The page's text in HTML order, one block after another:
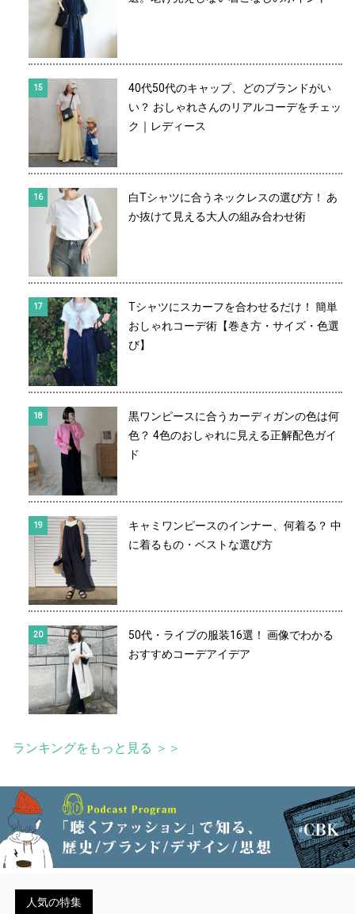
40代50代のキャップ、どのブランドがい
い？ おしゃれさんのリアルコーデをチェッ
ク｜レディース
白Tシャツに合うネックレスの選び方！ あ
か抜けて見える大人の組み合わせ術
Tシャツにスカーフを合わせるだけ！ 簡単
おしゃれコーデ術【巻き方・サイズ・色選
び】
黒ワンピースに合うカーディガンの色は何
色？ 4色のおしゃれに見える正解配色ガイ
ド
キャミワンピースのインナー、何着る？ 中
に着るもの・ベストな選び方
50代・ライブの服装16選！ 画像でわかる
おすすめコーデアイデア
ランキングをもっと見る ＞＞
人気の特集